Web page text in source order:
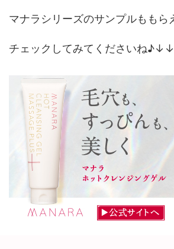
マナラシリーズのサンプルももら
チェックしてみてくださいね♪↓↓